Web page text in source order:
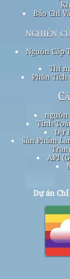
Báo Chí
nghiên
Nguồn Cấp
Thí
Phân Tích
nguồn
Tính
Dự
Sản Phẩm
API
Dự án